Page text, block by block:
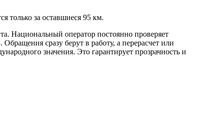
только за оставшиеся 95 км.
Национальный оператор постоянно проверяет
сразу берут в работу, а перерасчет или
значения. Это гарантирует прозрачность и